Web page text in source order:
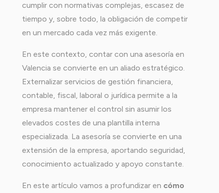
cumplir con normativas complejas, escasez de
tiempo y, sobre todo, la obligación de competir
en un mercado cada vez más exigente.
En este contexto, contar con una asesoría en
Valencia se convierte en un aliado estratégico.
Externalizar servicios de gestión financiera,
contable, fiscal, laboral o jurídica permite a la
empresa mantener el control sin asumir los
elevados costes de una plantilla interna
especializada. La asesoría se convierte en una
extensión de la empresa, aportando seguridad,
conocimiento actualizado y apoyo constante.
En este artículo vamos a profundizar en cómo